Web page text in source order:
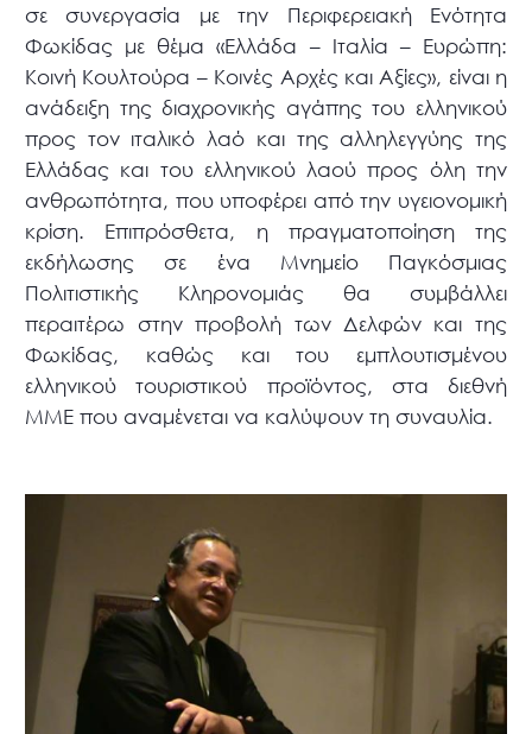
σε συνεργασία με την Περιφερειακή Ενότητα
Φωκίδας με θέμα «Ελλάδα – Ιταλία – Ευρώπη:
Κοινή Κουλτούρα – Κοινές Αρχές και Αξίες», είναι η
ανάδειξη της διαχρονικής αγάπης του ελληνικού
προς τον ιταλικό λαό και της αλληλεγγύης της
Ελλάδας και του ελληνικού λαού προς όλη την
ανθρωπότητα, που υποφέρει από την υγειονομική
κρίση. Επιπρόσθετα, η πραγματοποίηση της
εκδήλωσης σε ένα Μνημείο Παγκόσμιας
Πολιτιστικής Κληρονομιάς θα συμβάλλει
περαιτέρω στην προβολή των Δελφών και της
Φωκίδας, καθώς και του εμπλουτισμένου
ελληνικού τουριστικού προϊόντος, στα διεθνή
ΜΜΕ που αναμένεται να καλύψουν τη συναυλία.